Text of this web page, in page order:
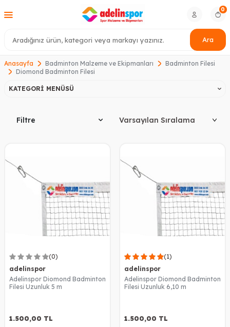
Ara
0
Anasayfa Badminton Malzeme ve Ekipmanları
Badminton Filesi
Diomond Badminton Filesi
KATEGORI MENÜSÜ
Filtre
(0)
adelinspor
Adelinspor Diomond Badminton
Filesi Uzunluk 5 m
1.500,00 TL
(1)
adelinspor
Adelinspor Diomond Badminton
Filesi Uzunluk 6,10 m
1.500,00 TL